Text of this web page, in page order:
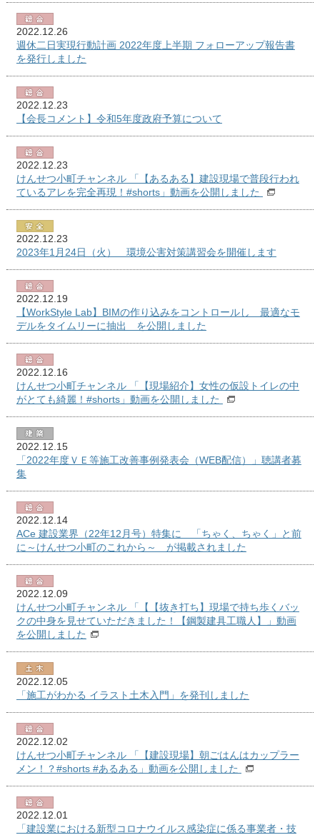
2022.12.26
週休二日実現行動計画 2022年度上半期 フォローアップ報告書
を発行しました
2022.12.23
【会長コメント】令和5年度政府予算について
2022.12.23
けんせつ小町チャンネル 「【あるある】建設現場で普段行われ
ているアレを完全再現！#shorts」動画を公開しました
2022.12.23
2023年1月24日（火） 環境公害対策講習会を開催します
2022.12.19
【WorkStyle Lab】BIMの作り込みをコントロールし 最適なモ
デルをタイムリーに抽出 を公開しました
2022.12.16
けんせつ小町チャンネル 「【現場紹介】女性の仮設トイレの中
がとても綺麗！#shorts」動画を公開しました
2022.12.15
「2022年度ＶＥ等施工改善事例発表会（WEB配信）」聴講者募
集
2022.12.14
ACe 建設業界（22年12月号）特集に 「ちゃく、ちゃく」と前
に～けんせつ小町のこれから～ が掲載されました
2022.12.09
けんせつ小町チャンネル 「【【抜き打ち】現場で持ち歩くバッ
クの中身を見せていただきました！【鋼製建具工職人】」動画
を公開しました
2022.12.05
「施工がわかる イラスト土木入門」を発刊しました
2022.12.02
けんせつ小町チャンネル 「【建設現場】朝ごはんはカップラー
メン！？#shorts #あるある」動画を公開しました
2022.12.01
「建設業における新型コロナウイルス感染症に係る事業者・技